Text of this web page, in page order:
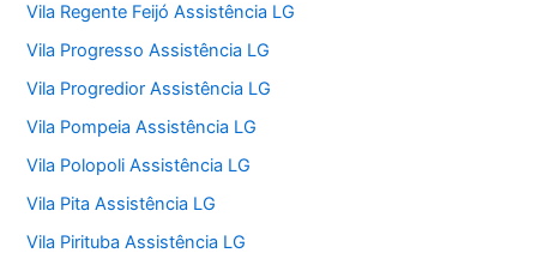
Vila Regente Feijó Assistência LG
Vila Progresso Assistência LG
Vila Progredior Assistência LG
Vila Pompeia Assistência LG
Vila Polopoli Assistência LG
Vila Pita Assistência LG
Vila Pirituba Assistência LG